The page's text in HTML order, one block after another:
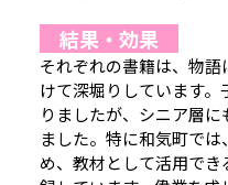
結果・効果
それぞれの書籍は、物
けて深堀りしています
りましたが、シニア層
ました。特に和気町で
め、教材として活用で